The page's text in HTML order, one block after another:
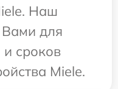
Наш
Вами для
и сроков
Miele.